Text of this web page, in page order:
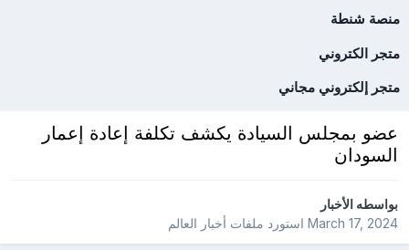
منصة شنطة
متجر الكتروني
متجر إلكتروني مجاني
عضو بمجلس السيادة يكشف تكلفة إعادة إعمار
السودان
بواسطهالأخبار
March 17, 2024استورد ملفات أخبار العالم